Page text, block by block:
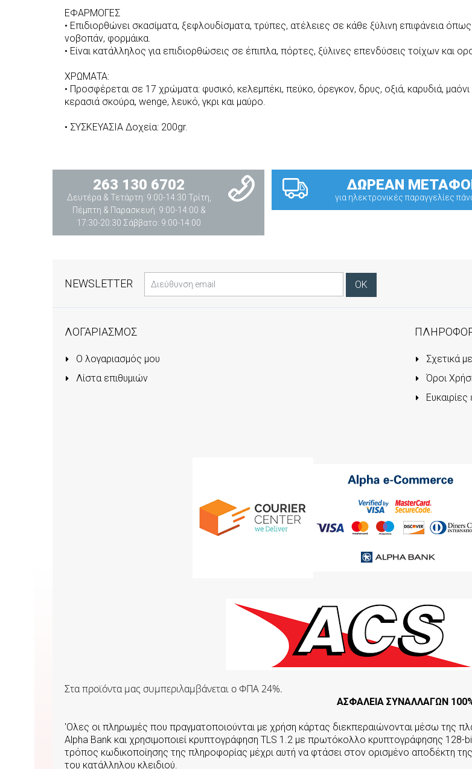
ΕΦΑΡΜΟΓΕΣ
• Επιδιορθώνει σκασίματα, ξεφλουδίσματα, τρύπες, ατέλειες σε κάθε ξύλινη επιφάνεια
νοβοπάν, φορμάικα.
• Είναι κατάλληλος για επιδιορθώσεις σε έπιπλα, πόρτες, ξύλινες επενδύσεις τοίχων και
ΧΡΩΜΑΤΑ:
• Προσφέρεται σε 17 χρώματα: φυσικό, κελεμπέκι, πεύκο, όρεγκον, δρυς, οξιά, καρυδιά,
κερασιά σκούρα, wenge, λευκό, γκρι και μαύρο.
• ΣΥΣΚΕΥΑΣΙΑ Δοχεία: 200gr.
263 130 6702
Δευτέρα & Τετάρτη: 9:00-14:30 Τρίτη,
Πέμπτη & Παρασκευή: 9:00-14:00 &
17:30-20:30 Σάββατο: 9:00-14:00
ΔΩΡΕΑΝ
για ηλεκτρονικές παραγγελίες
NEWSLETTER
ΛΟΓΑΡΙΑΣΜΟΣ
Ο λογαριασμός μου
Λίστα επιθυμιών
Σχετικά
Όροι
Ευκαιρίες
Στα προϊόντα μας συμπεριλαμβάνεται o ΦΠΑ 24%.
ΑΣΦΑΛΕΙΑ ΣΥΝΑΛΛΑΓΩΝ
'Ολες οι πληρωμές που πραγματοποιούνται με χρήση κάρτας διεκπεραιώνονται μέσω της
Αlpha Bank και χρησιμοποιεί κρυπτογράφηση TLS 1.2 με πρωτόκολλο κρυπτογράφησης 128-
τρόπος κωδικοποίησης της πληροφορίας μέχρι αυτή να φτάσει στον ορισμένο αποδέκτη
του κατάλληλου κλειδιού.